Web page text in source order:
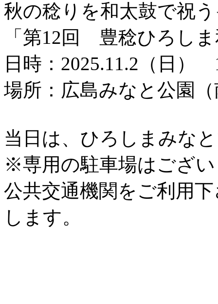
秋の稔りを和太鼓で祝
「第12回 豊稔ひろし
日時：2025.11.2（日）
場所：広島みなと公園
当日は、ひろしまみな
※専用の駐車場はござ
公共交通機関をご利用
します。